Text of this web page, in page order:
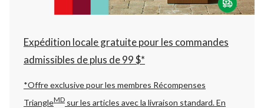
changer
Expédition locale gratuite pour les commandes
admissibles de plus de 99 $*
*Offre exclusive pour les membres Récompenses
TriangleMD sur les articles avec la livraison standard.En